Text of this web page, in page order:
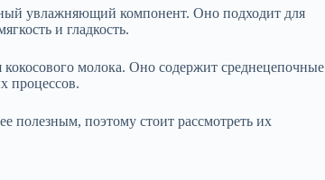
увлажняющий компонент. Оно подходит для
и гладкость.
кокосового молока. Оно содержит среднецепочные
процессов.
полезным, поэтому стоит рассмотреть их